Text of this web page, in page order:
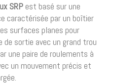
SRP est basé sur une
caractérisée par un boîtier
surfaces planes pour
sortie avec un grand trou
une paire de roulements à
un mouvement précis et